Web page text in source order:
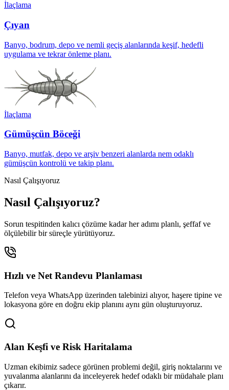
İlaçlama
Çıyan
Banyo, bodrum, depo ve nemli geçiş alanlarında keşif, hedefli
uygulama ve tekrar önleme planı.
İlaçlama
Gümüşcün Böceği
Banyo, mutfak, depo ve arşiv benzeri alanlarda nem odaklı
gümüşcün kontrolü ve takip planı.
Nasıl Çalışıyoruz
Nasıl Çalışıyoruz?
Sorun tespitinden kalıcı çözüme kadar her adımı planlı, şeffaf ve
ölçülebilir bir süreçle yürütüyoruz.
Hızlı ve Net Randevu Planlaması
Telefon veya WhatsApp üzerinden talebinizi alıyor, haşere tipine ve
lokasyona göre en doğru ekip planını aynı gün oluşturuyoruz.
Alan Keşfi ve Risk Haritalama
Uzman ekibimiz sadece görünen problemi değil, giriş noktalarını ve
yuvalanma alanlarını da inceleyerek hedef odaklı bir müdahale planı
çıkarır.